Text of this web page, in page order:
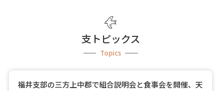
支トピックス
Topics
福井支部の三方上中郡で組合説明会と食事会を開催、天